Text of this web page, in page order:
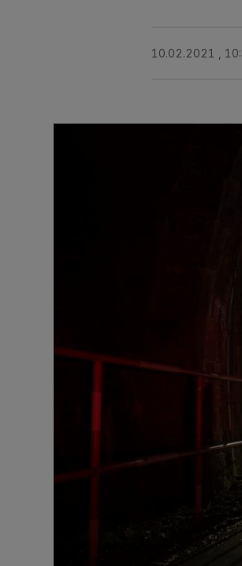
10.02.2021 ,